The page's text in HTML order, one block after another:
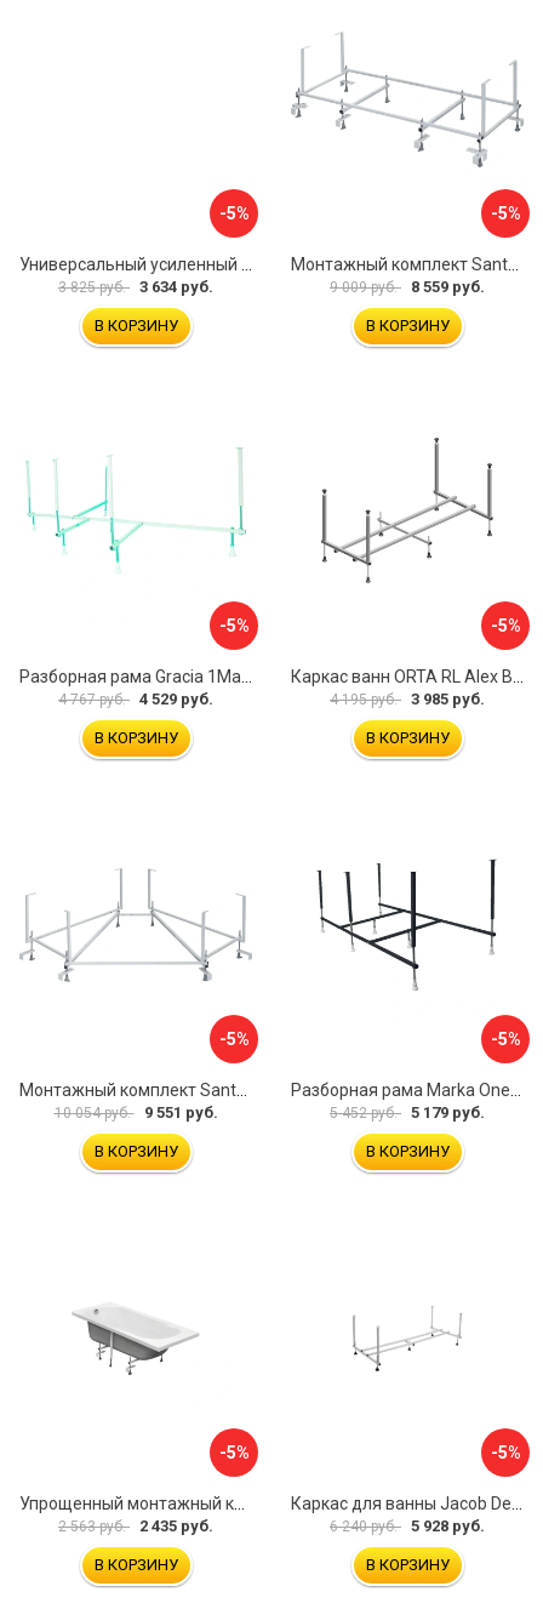
-5%
3 825 руб. 3 634 руб.
В КОРЗИНУ
-5%
9 009 руб. 8 559 руб.
В КОРЗИНУ
-5%
Разборная рама Gracia 1Marka 170 03гр1710
4 767 руб. 4 529 руб.
В КОРЗИНУ
-5%
Каркас ванн ORTA RL Alex Baitler KSO15
4 195 руб. 3 985 руб.
В КОРЗИНУ
-5%
10 054 руб. 9 551 руб.
В КОРЗИНУ
-5%
5 452 руб. 5 179 руб.
В КОРЗИНУ
-5%
2 563 руб. 2 435 руб.
В КОРЗИНУ
-5%
6 240 руб. 5 928 руб.
В КОРЗИНУ